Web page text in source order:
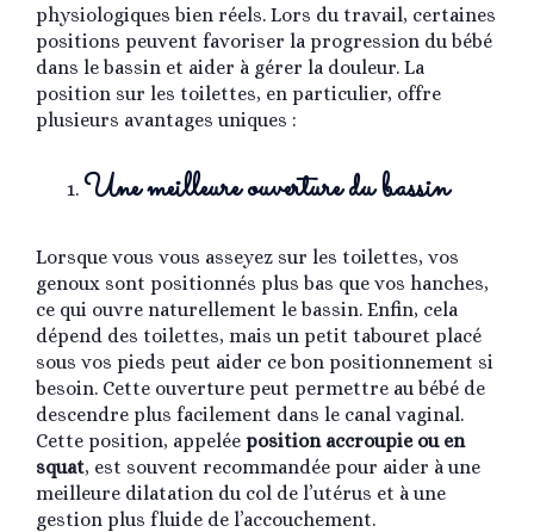
physiologiques bien réels. Lors du travail, certaines
positions peuvent favoriser la progression du bébé
dans le bassin et aider à gérer la douleur. La
position sur les toilettes, en particulier, offre
plusieurs avantages uniques :
Une meilleure ouverture du bassin
Lorsque vous vous asseyez sur les toilettes, vos
genoux sont positionnés plus bas que vos hanches,
ce qui ouvre naturellement le bassin. Enfin, cela
dépend des toilettes, mais un petit tabouret placé
sous vos pieds peut aider ce bon positionnement si
besoin. Cette ouverture peut permettre au bébé de
descendre plus facilement dans le canal vaginal.
Cette position, appelée position accroupie ou en
squat, est souvent recommandée pour aider à une
meilleure dilatation du col de l’utérus et à une
gestion plus fluide de l’accouchement.